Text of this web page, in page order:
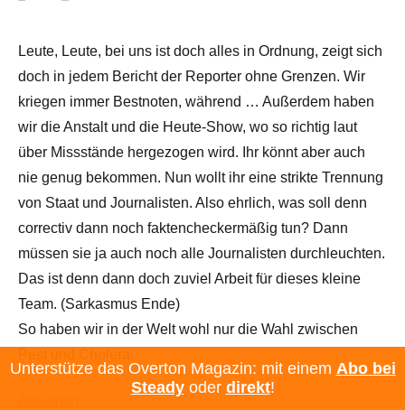
Leute, Leute, bei uns ist doch alles in Ordnung, zeigt sich
doch in jedem Bericht der Reporter ohne Grenzen. Wir
kriegen immer Bestnoten, während … Außerdem haben
wir die Anstalt und die Heute-Show, wo so richtig laut
über Missstände hergezogen wird. Ihr könnt aber auch
nie genug bekommen. Nun wollt ihr eine strikte Trennung
von Staat und Journalisten. Also ehrlich, was soll denn
correctiv dann noch faktencheckermäßig tun? Dann
müssen sie ja auch noch alle Journalisten durchleuchten.
Das ist denn dann doch zuviel Arbeit für dieses kleine
Team. (Sarkasmus Ende)
So haben wir in der Welt wohl nur die Wahl zwischen
Unterstütze das Overton Magazin: mit einem Abo bei
Steadyoder direkt!